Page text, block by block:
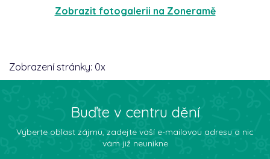
Zobrazit fotogalerii na Zoneramě
Zobrazení stránky: 0x
Buďte v centru dění
Vyberte oblast zájmu, zadejte vaší e-mailovou adresu a nic
vám již neunikne